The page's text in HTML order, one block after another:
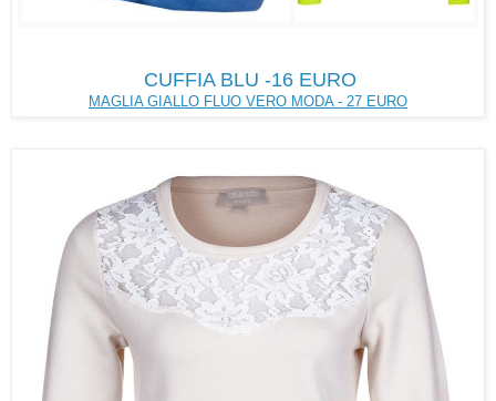
CUFFIA BLU -16 EURO
MAGLIA GIALLO FLUO VERO MODA - 27 EURO